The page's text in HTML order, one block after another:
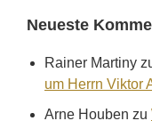
Neueste
Rainer Martiny
um Herrn Viktor
Arne Houben zu